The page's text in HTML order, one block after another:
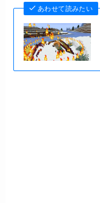
あわせて読みたい